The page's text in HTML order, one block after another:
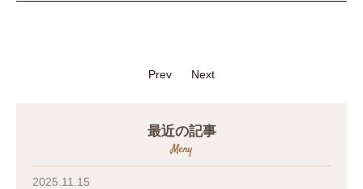
Prev Next
最近の記事
Meny
2025.11.15